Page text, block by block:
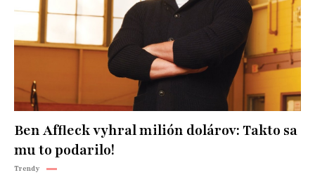
Ben Affleck vyhral milión dolárov: Takto sa
mu to podarilo!
Trendy